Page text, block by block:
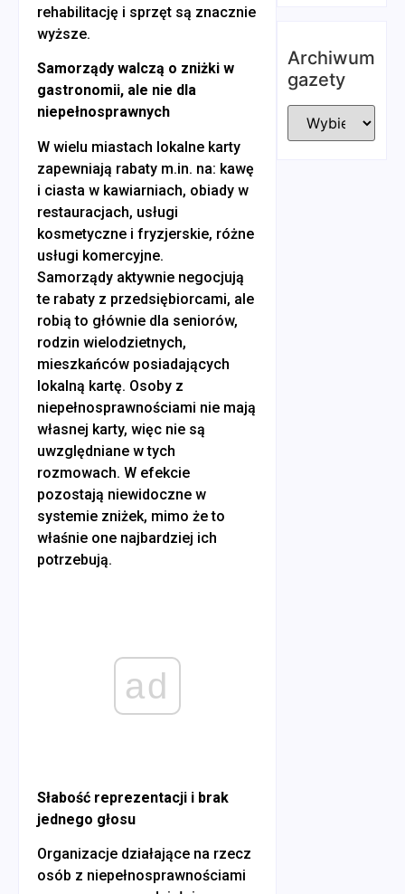
rehabilitację i sprzęt są znacznie
wyższe.
Samorządy walczą o zniżki w
gastronomii, ale nie dla
niepełnosprawnych
W wielu miastach lokalne karty
zapewniają rabaty m.in. na: kawę
i ciasta w kawiarniach, obiady w
restauracjach, usługi
kosmetyczne i fryzjerskie, różne
usługi komercyjne.
Samorządy aktywnie negocjują
te rabaty z przedsiębiorcami, ale
robią to głównie dla seniorów,
rodzin wielodzietnych,
mieszkańców posiadających
lokalną kartę. Osoby z
niepełnosprawnościami nie mają
własnej karty, więc nie są
uwzględniane w tych
rozmowach. W efekcie
pozostają niewidoczne w
systemie zniżek, mimo że to
właśnie one najbardziej ich
potrzebują.
ad
Słabość reprezentacji i brak
jednego głosu
Organizacje działające na rzecz
osób z niepełnosprawnościami
Archiwum
gazety